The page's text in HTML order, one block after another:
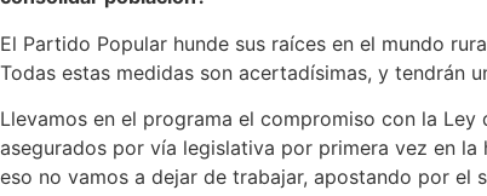
El Partido Popular hunde sus raíces en el mundo
Todas estas medidas son acertadísimas, y tendrán
Llevamos en el programa el compromiso con la
asegurados por vía legislativa por primera vez en
eso no vamos a dejar de trabajar, apostando por el